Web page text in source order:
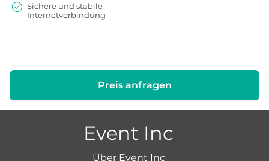
Sichere und stabile
Internetverbindung
Preis anfragen
Event Inc
Über Event Inc